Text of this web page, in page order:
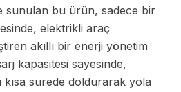
sunulan bu ürün, sadece bir
elektrikli araç
akıllı bir enerji yönetim
kapasitesi sayesinde,
kısa sürede doldurarak yola